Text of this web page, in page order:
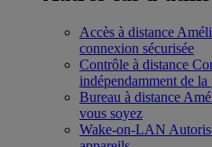
Accès à distance
connexion sécurisée
Contrôle à distance
indépendamment de
Bureau à distance
vous soyez
Wake-on-LAN